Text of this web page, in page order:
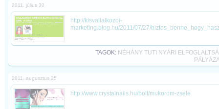
2011. július 30
http://kisvallalkozoi-
marketing.blog.hu/2011/07/27/
TAGOK: NÉHÁNY TUTI NYÁRI
2011. augusztus 25
http://www.crystalnails.hu/bolt/mukorom-zsele